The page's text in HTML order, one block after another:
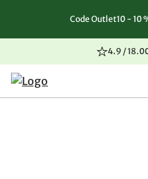
Zum Inhalt springen
Zur Navigation springen
Zum Seitenende springen
Code Outlet10 - 10
4.9 /